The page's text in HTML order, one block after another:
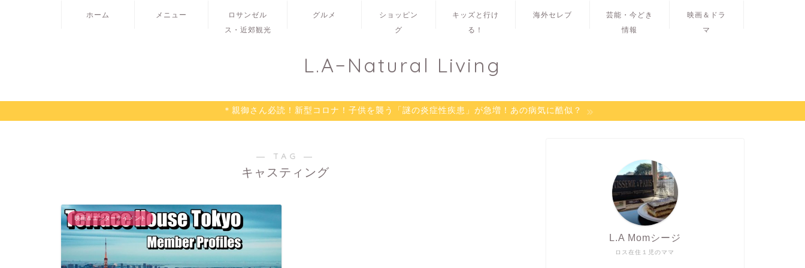
ホーム メニュー
ロサンゼル
ス・近郊観光
グルメ
ショッピン
グ
キッズと行け
る！
海外セレブ
芸能・今どき
情報
映画＆ドラ
マ
L.A−Natural Living
＊親御さん必読！新型コロナ！子供を襲う「謎の炎症性疾患」が急増！あの病気に酷似？
― TAG ―
キャスティング
映画＆エンターテイメント
ロス在住１児のママ
L.A Momシージ